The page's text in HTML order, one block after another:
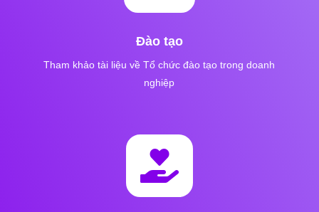
Đào tạo
Tham khảo tài liệu về Tổ chức đào tạo trong doanh
nghiệp
